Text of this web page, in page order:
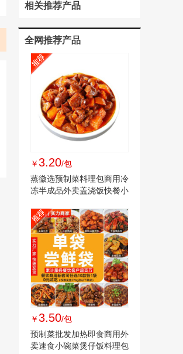
相关推荐产品
全网推荐产品
￥3.20/包
蒸徽选预制菜料理包商用冷
冻半成品外卖盖浇饭快餐小
￥3.50/包
预制菜批发加热即食商用外
卖速食小碗菜煲仔饭料理包